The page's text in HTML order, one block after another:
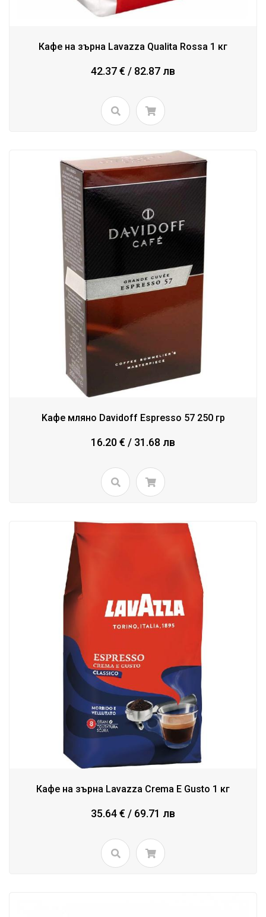
Кафе на зърна Lavazza Qualita Rossa 1 кг
42.37 € / 82.87 лв
Kафе мляно Davidoff Espresso 57 250 гр
16.20 € / 31.68 лв
Кафе на зърна Lavazza Crema E Gusto 1 кг
35.64 € / 69.71 лв